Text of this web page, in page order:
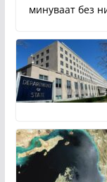
минуваат без